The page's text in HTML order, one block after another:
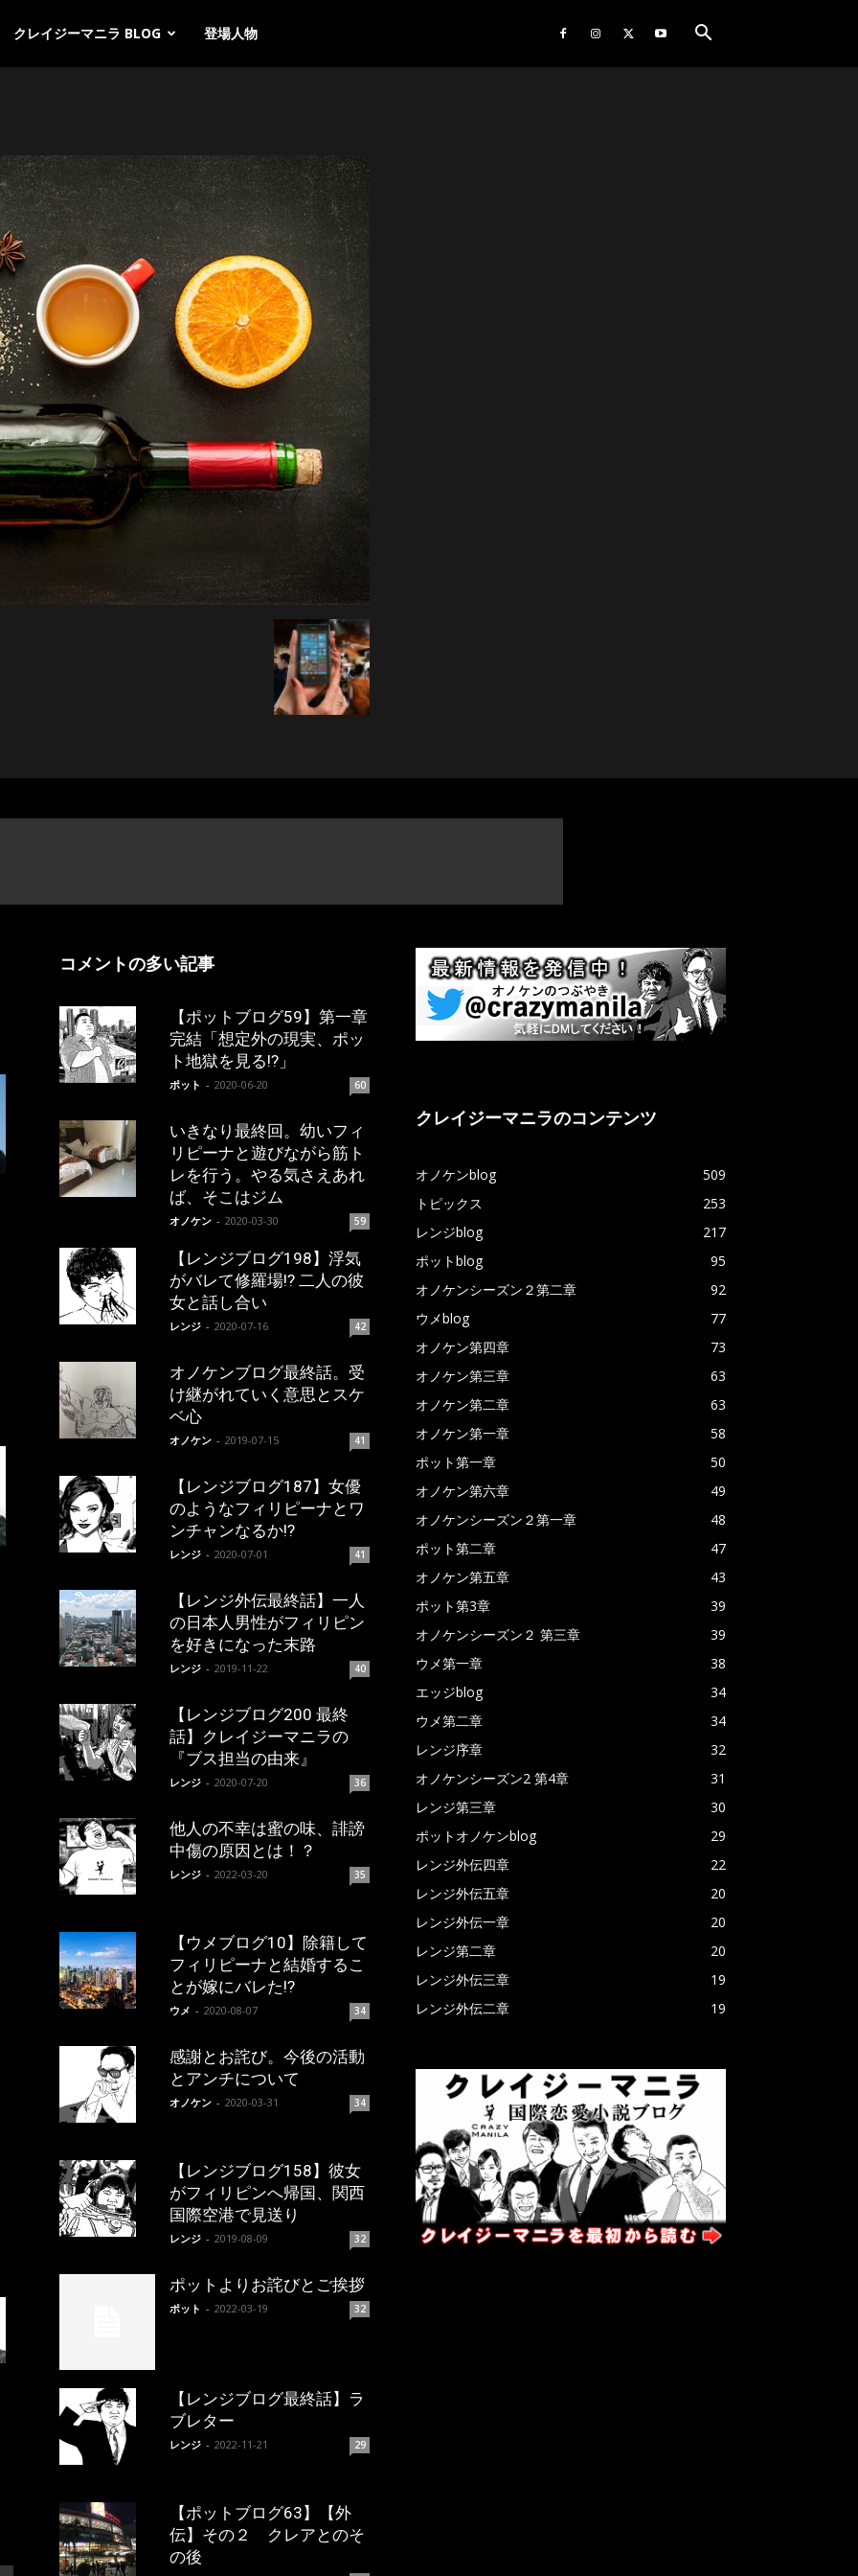
クレイジーマニラ BLOG 登場人物
コメントの多い記事
【ポットブログ59】第一章
完結「想定外の現実、ポッ
ト地獄を見る!?」
ポット - 2020-06-20 60
いきなり最終回。幼いフィ
リピーナと遊びながら筋ト
レを行う。やる気さえあれ
ば、そこはジム
オノケン - 2020-03-30 59
【レンジブログ198】浮気
がバレて修羅場!? 二人の彼
女と話し合い
レンジ - 2020-07-16 42
オノケンブログ最終話。受
け継がれていく意思とスケ
ベ心
オノケン - 2019-07-15 41
【レンジブログ187】女優
のようなフィリピーナとワ
ンチャンなるか!?
レンジ - 2020-07-01 41
【レンジ外伝最終話】一人
の日本人男性がフィリピン
を好きになった末路
レンジ - 2019-11-22 40
【レンジブログ200 最終
話】クレイジーマニラの
『ブス担当の由来』
レンジ - 2020-07-20 36
他人の不幸は蜜の味、誹謗
中傷の原因とは！？
レンジ - 2022-03-20 35
【ウメブログ10】除籍して
フィリピーナと結婚するこ
とが嫁にバレた!?
ウメ - 2020-08-07 34
感謝とお詫び。今後の活動
とアンチについて
オノケン - 2020-03-31 34
【レンジブログ158】彼女
がフィリピンへ帰国、関西
国際空港で見送り
レンジ - 2019-08-09 32
ポットよりお詫びとご挨拶
ポット - 2022-03-19 32
【レンジブログ最終話】ラ
ブレター
レンジ - 2022-11-21 29
【ポットブログ63】【外
伝】その２ クレアとのそ
の後
クレイジーマニラのコンテンツ
オノケンblog
509
トピックス
253
レンジblog
217
ポットblog
95
オノケンシーズン２第二章
92
ウメblog
77
オノケン第四章
73
オノケン第三章
63
オノケン第二章
63
オノケン第一章
58
ポット第一章
50
オノケン第六章
49
オノケンシーズン２第一章
48
ポット第二章
47
オノケン第五章
43
ポット第3章
39
オノケンシーズン２ 第三章
39
ウメ第一章
38
エッジblog
34
ウメ第二章
34
レンジ序章
32
オノケンシーズン2 第4章
31
レンジ第三章
30
ポットオノケンblog
29
レンジ外伝四章
22
レンジ外伝五章
20
レンジ外伝一章
20
レンジ第二章
20
レンジ外伝三章
19
レンジ外伝二章
19